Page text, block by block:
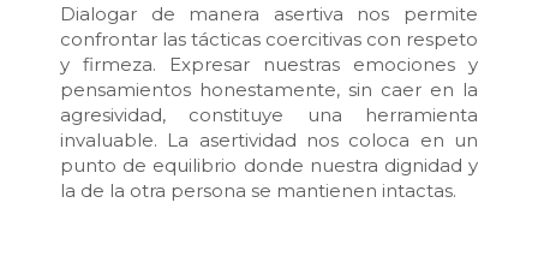
Dialogar de manera asertiva nos permite
confrontar las tácticas coercitivas con respeto
y firmeza. Expresar nuestras emociones y
pensamientos honestamente, sin caer en la
agresividad, constituye una herramienta
invaluable. La asertividad nos coloca en un
punto de equilibrio donde nuestra dignidad y
la de la otra persona se mantienen intactas.